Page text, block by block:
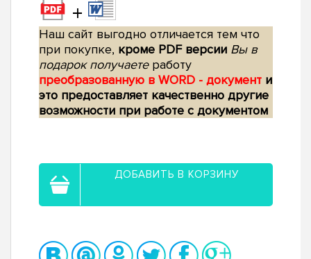
+
Наш сайт выгодно отличается тем что
при покупке, кроме PDF версии Вы в
подарок получаетеработу
преобразованную в WORD - документ и
это предоставляет качественно другие
возможности при работе с документом
ДОБАВИТЬ В КОРЗИНУ